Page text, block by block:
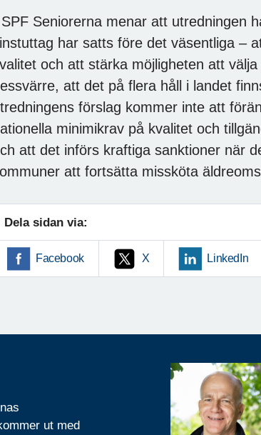
Seniorerna menar att utredningen
har satts före det väsentliga –
och att stärka möjligheten att
att det på flera håll i landet
förslag kommer inte att
minimikrav på kvalitet och
att det införs kraftiga sanktioner när
att fortsätta missköta
Dela sidan via:
Facebook X LinkedIn
ut med